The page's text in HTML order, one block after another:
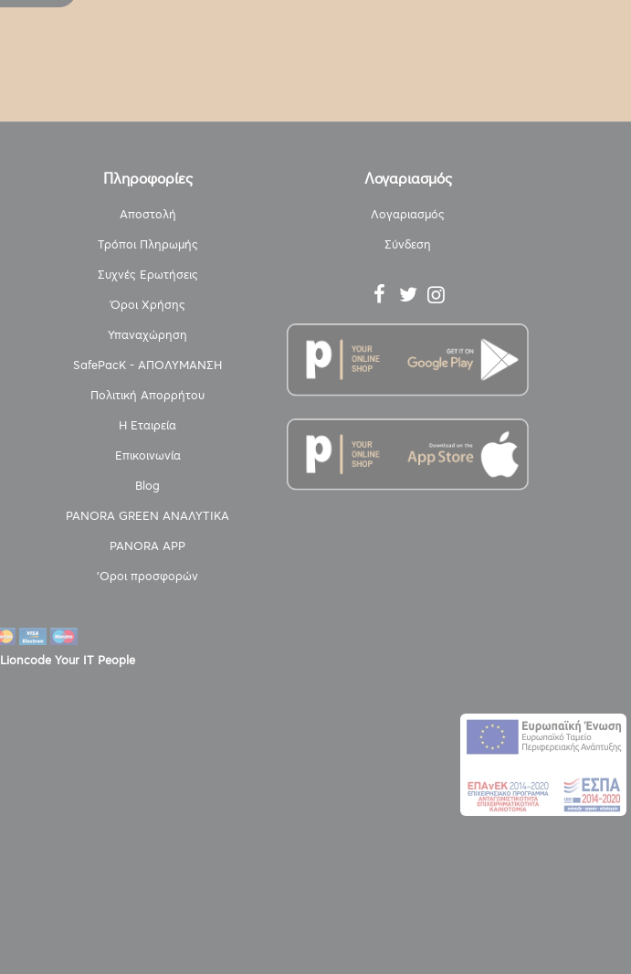
Πληροφορίες
Αποστολή
Τρόποι Πληρωμής
Συχνές Ερωτήσεις
Όροι Χρήσης
Υπαναχώρηση
SafePacK - ΑΠΟΛΥΜΑΝΣΗ
Πολιτική Απορρήτου
Η Εταιρεία
Επικοινωνία
Blog
PANORA GREEN ΑΝΑΛΥΤΙΚΑ
PANORA APP
'Οροι προσφορών
Λογαριασμός
Λογαριασμός
Σύνδεση
Lioncode Your IT People